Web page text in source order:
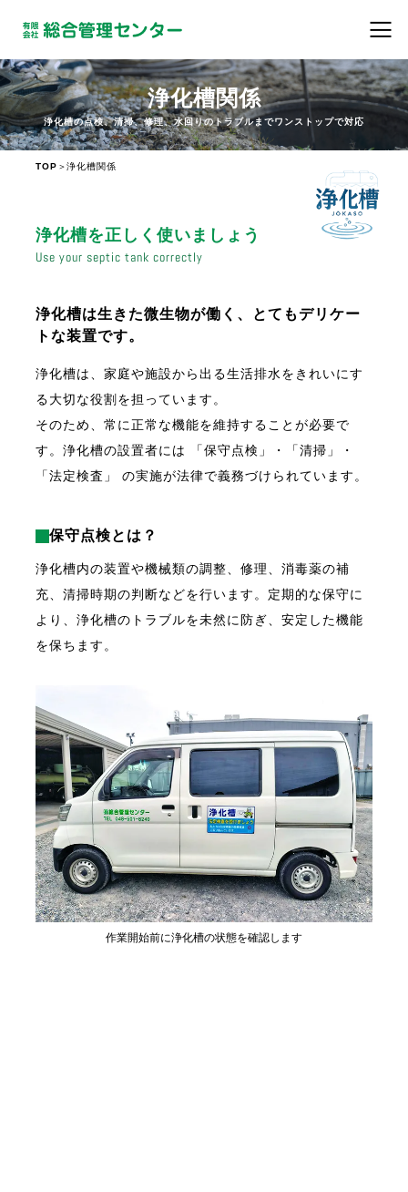
浄化槽関係
浄化槽の点検、清掃、修理、水回りのトラブルまでワンストップで対応
TOP ＞浄化槽関係
浄化槽を正しく使いましょう
Use your septic tank correctly
浄化槽は生きた微生物が働く、とてもデリケー
トな装置です。
浄化槽は、家庭や施設から出る生活排水をきれいにす
る大切な役割を担っています。
そのため、常に正常な機能を維持することが必要で
す。浄化槽の設置者には 「保守点検」・「清掃」・
「法定検査」 の実施が法律で義務づけられています。
保守点検とは？
浄化槽内の装置や機械類の調整、修理、消毒薬の補
充、清掃時期の判断などを行います。 定期的な保守に
より、浄化槽のトラブルを未然に防ぎ、安定した機能
を保ちます。
作業開始前に浄化槽の状態を確認します